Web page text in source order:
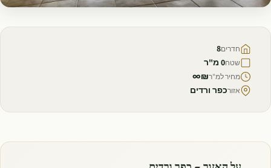
למכירה
חדרים8
שטח0 מ"ר
מחיר למ"ר₪∞
אזורכפר ורדים